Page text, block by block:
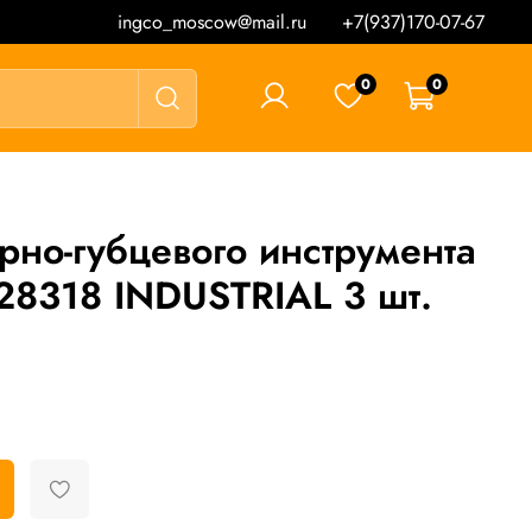
ingco_moscow@mail.ru +7(937)170-07-67
0 0
губцевого инструмента
INDUSTRIAL 3 шт.